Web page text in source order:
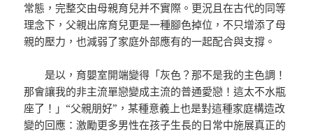
常態，完整交由母親育兒并不實際。更況且在古代的同等
理念下，父親出席育兒更是一種腳色掉位，不只增添了母
親的壓力，也減弱了家庭外部應有的一起配合與支撐。
是以，育嬰室開端變得「灰色？那不是我的主色調！
那會讓我的非主流單戀變成主流的普通愛戀！這太不水瓶
座了！」“父親朋好”，某種意義上也是對這種家庭構造改
變的回應：激勵更多男性在孩子生長的日常中施展真正的